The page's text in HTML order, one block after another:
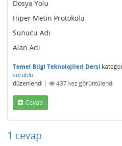
Dosya Yolu
Hiper Metin Protokolü
Sunucu Adı
Alan Adı
Temel Bilgi Teknolojileri Dersi
soruldu
düzenlendi | 437 kez görüntülendi
Cevap
1 cevap